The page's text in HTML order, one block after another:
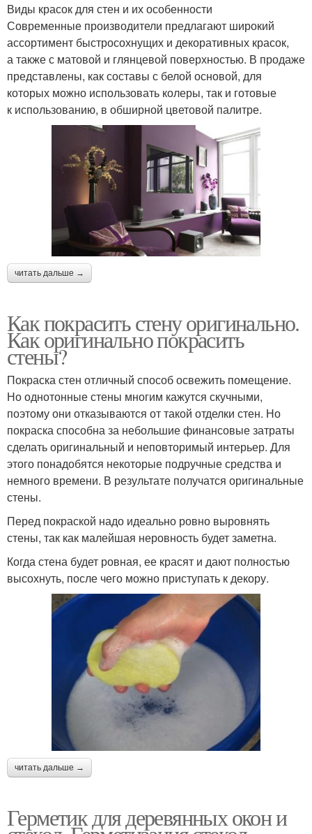
Виды красок для стен и их особенности
Современные производители предлагают широкий
ассортимент быстросохнущих и декоративных красок,
а также с матовой и глянцевой поверхностью. В продаже
представлены, как составы с белой основой, для
которых можно использовать колеры, так и готовые
к использованию, в обширной цветовой палитре.
читать дальше →
Как покрасить стену оригинально.
Как оригинально покрасить
стены?
Покраска стен отличный способ освежить помещение.
Но однотонные стены многим кажутся скучными,
поэтому они отказываются от такой отделки стен. Но
покраска способна за небольшие финансовые затраты
сделать оригинальный и неповторимый интерьер. Для
этого понадобятся некоторые подручные средства и
немного времени. В результате получатся оригинальные
стены.
Перед покраской надо идеально ровно выровнять
стены, так как малейшая неровность будет заметна.
Когда стена будет ровная, ее красят и дают полностью
высохнуть, после чего можно приступать к декору.
читать дальше →
Герметик для деревянных окон и